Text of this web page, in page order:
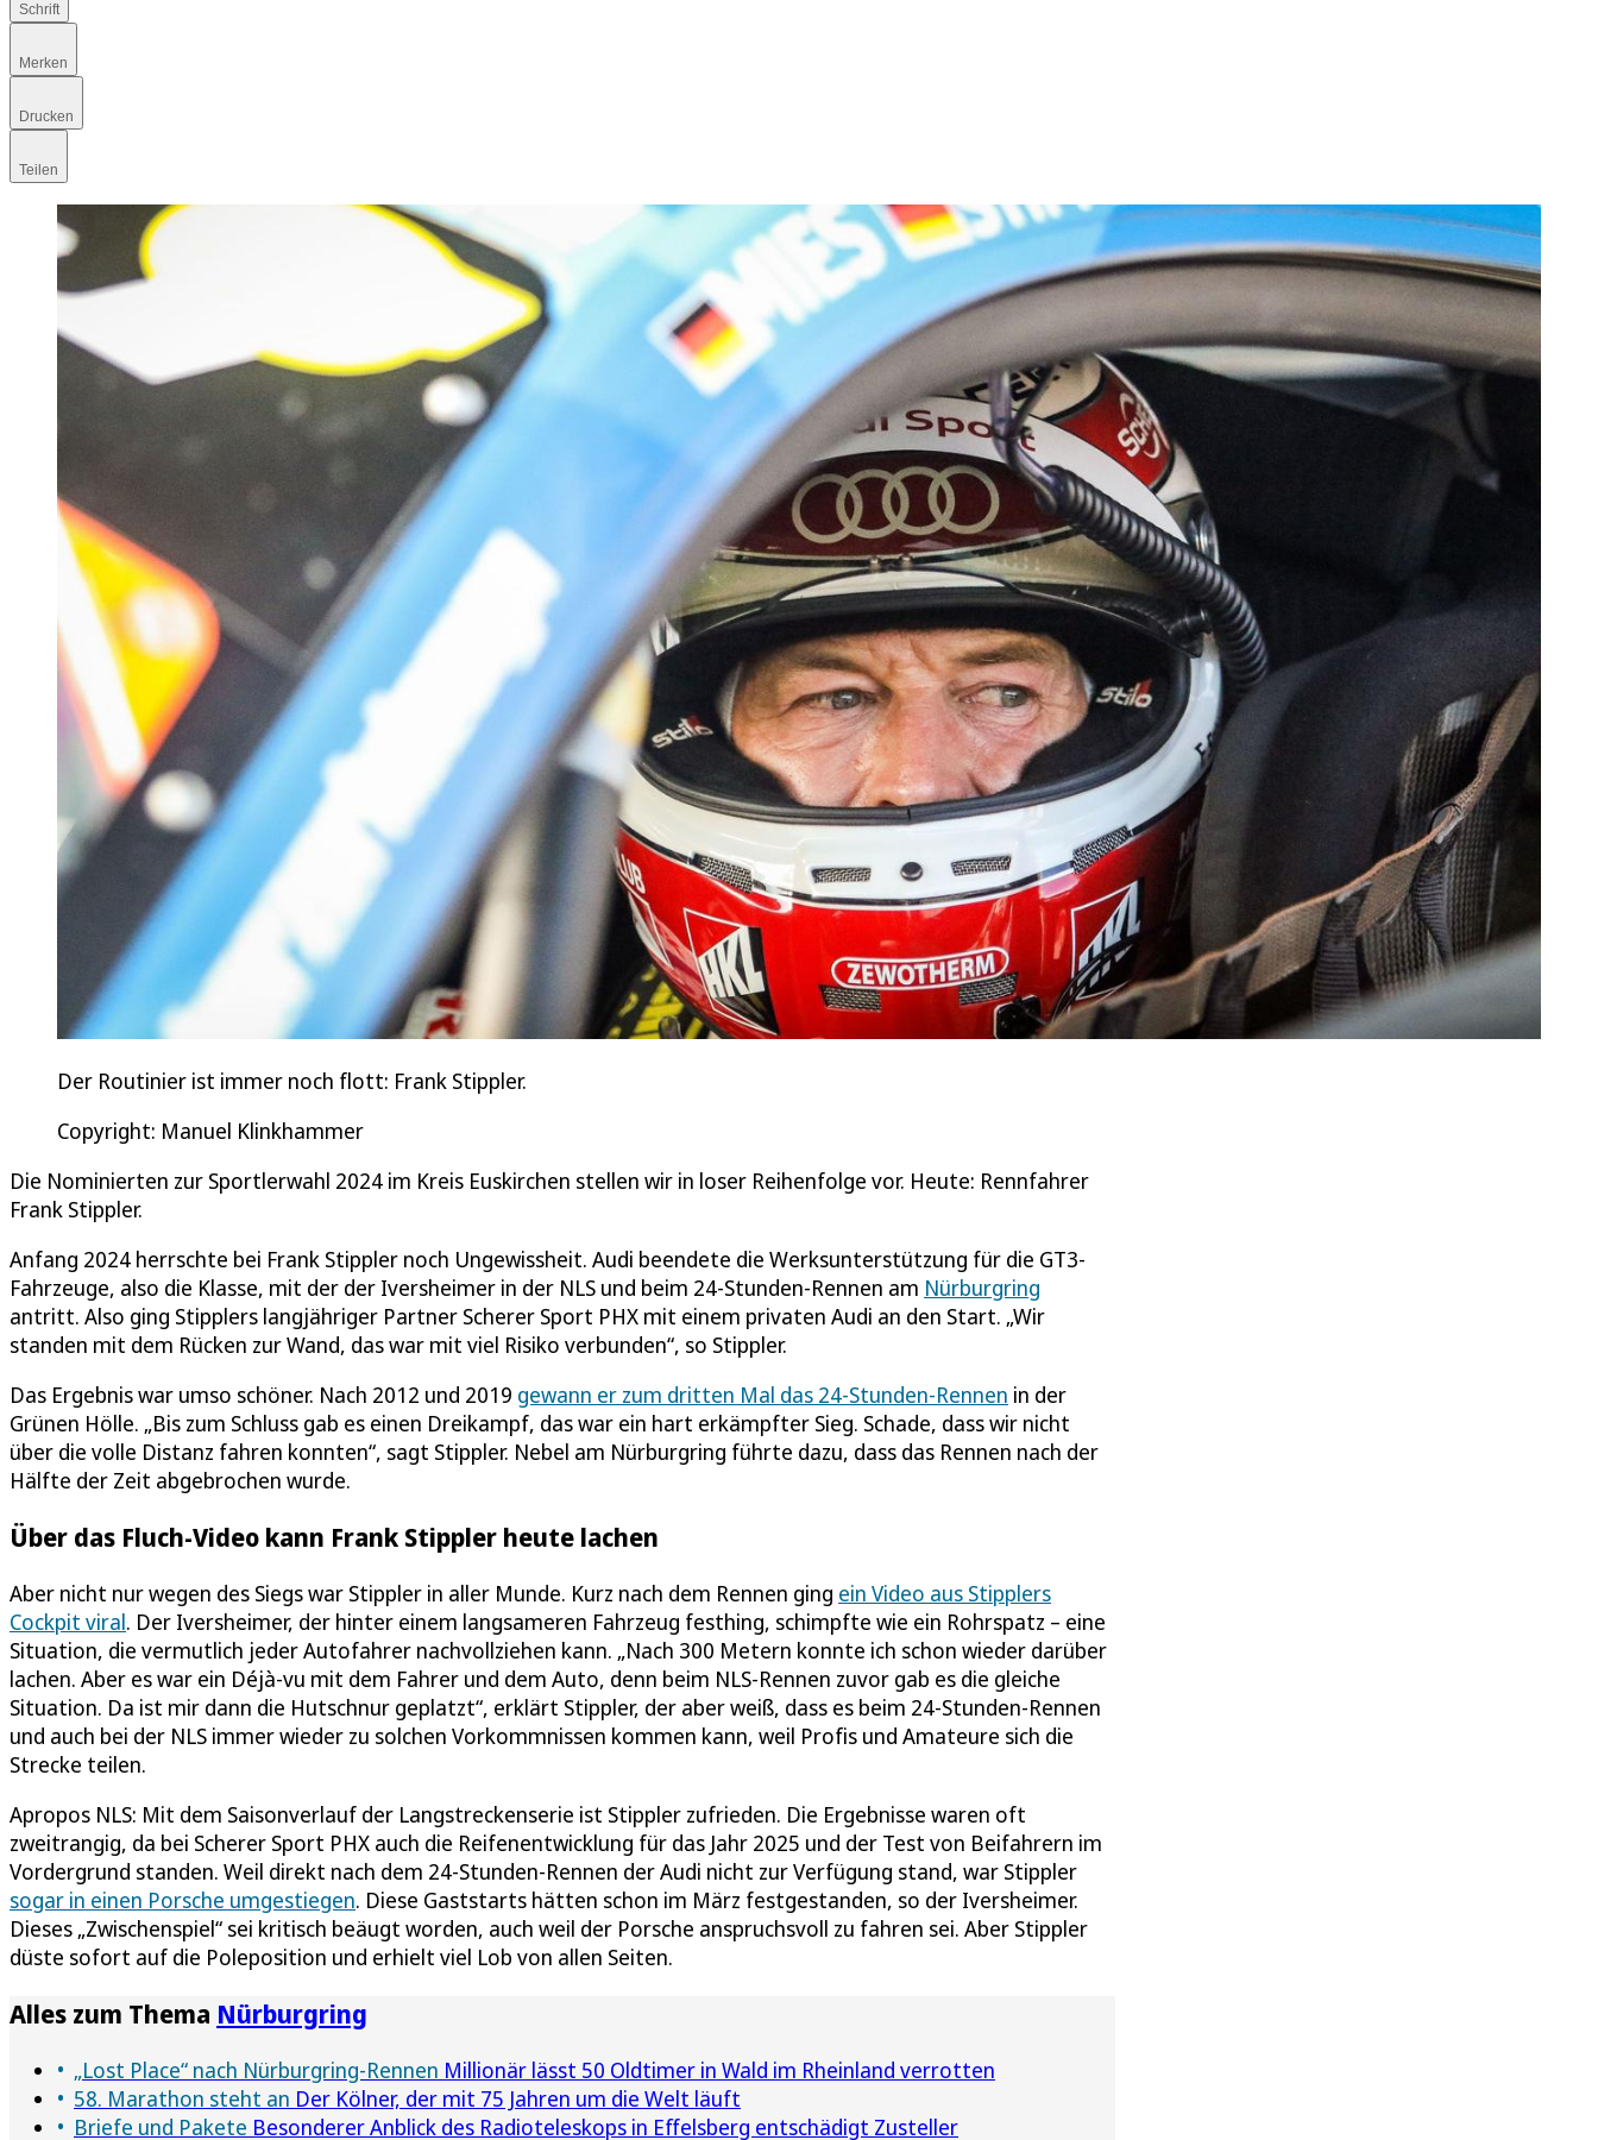
Schrift
Merken
Drucken
Teilen
Der Routinier ist immer noch flott: Frank Stippler.
Copyright: Manuel Klinkhammer
Die Nominierten zur Sportlerwahl 2024 im Kreis Euskirchen stellen wir in loser Reihenfolge vor. Heute: Rennfahrer
Frank Stippler.
Anfang 2024 herrschte bei Frank Stippler noch Ungewissheit. Audi beendete die Werksunterstützung für die GT3-
Fahrzeuge, also die Klasse, mit der der Iversheimer in der NLS und beim 24-Stunden-Rennen am Nürburgring
antritt. Also ging Stipplers langjähriger Partner Scherer Sport PHX mit einem privaten Audi an den Start. „Wir
standen mit dem Rücken zur Wand, das war mit viel Risiko verbunden“, so Stippler.
Das Ergebnis war umso schöner. Nach 2012 und 2019 gewann er zum dritten Mal das 24-Stunden-Rennen in der
Grünen Hölle. „Bis zum Schluss gab es einen Dreikampf, das war ein hart erkämpfter Sieg. Schade, dass wir nicht
über die volle Distanz fahren konnten“, sagt Stippler. Nebel am Nürburgring führte dazu, dass das Rennen nach der
Hälfte der Zeit abgebrochen wurde.
Über das Fluch-Video kann Frank Stippler heute lachen
Aber nicht nur wegen des Siegs war Stippler in aller Munde. Kurz nach dem Rennen ging ein Video aus Stipplers
Cockpit viral. Der Iversheimer, der hinter einem langsameren Fahrzeug festhing, schimpfte wie ein Rohrspatz – eine
Situation, die vermutlich jeder Autofahrer nachvollziehen kann. „Nach 300 Metern konnte ich schon wieder darüber
lachen. Aber es war ein Déjà-vu mit dem Fahrer und dem Auto, denn beim NLS-Rennen zuvor gab es die gleiche
Situation. Da ist mir dann die Hutschnur geplatzt“, erklärt Stippler, der aber weiß, dass es beim 24-Stunden-Rennen
und auch bei der NLS immer wieder zu solchen Vorkommnissen kommen kann, weil Profis und Amateure sich die
Strecke teilen.
Apropos NLS: Mit dem Saisonverlauf der Langstreckenserie ist Stippler zufrieden. Die Ergebnisse waren oft
zweitrangig, da bei Scherer Sport PHX auch die Reifenentwicklung für das Jahr 2025 und der Test von Beifahrern im
Vordergrund standen. Weil direkt nach dem 24-Stunden-Rennen der Audi nicht zur Verfügung stand, war Stippler
sogar in einen Porsche umgestiegen. Diese Gaststarts hätten schon im März festgestanden, so der Iversheimer.
Dieses „Zwischenspiel“ sei kritisch beäugt worden, auch weil der Porsche anspruchsvoll zu fahren sei. Aber Stippler
düste sofort auf die Poleposition und erhielt viel Lob von allen Seiten.
Alles zum Thema Nürburgring
„Lost Place“ nach Nürburgring-Rennen Millionär lässt 50 Oldtimer in Wald im Rheinland verrotten
58. Marathon steht an Der Kölner, der mit 75 Jahren um die Welt läuft
Briefe und Pakete Besonderer Anblick des Radioteleskops in Effelsberg entschädigt Zusteller